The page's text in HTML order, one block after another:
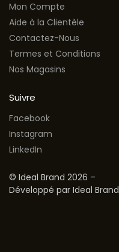
Mon Compte
Aide à la Clientèle
Contactez-Nous
Termes et Conditions
Nos Magasins
Suivre
Facebook
Instagram
LinkedIn
© Ideal Brand 2026 –
Développé par Ideal Brand